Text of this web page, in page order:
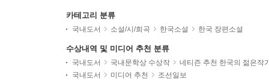
카테고리 분류
국내도서 소설/시/희곡 한국소설 한국 장편소설
수상내역 및 미디어 추천 분류
국내도서 국내문학상 수상작
네티즌 추천 한국의 젊은작
국내도서
미디어 추천
조선일보